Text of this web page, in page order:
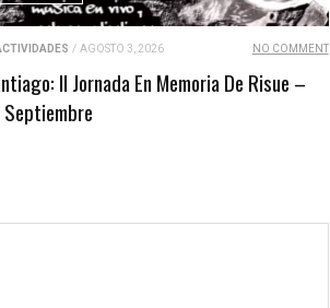
/ AGOSTO 3, 2026 NO COMMENT
II Jornada En Memoria De Risue –